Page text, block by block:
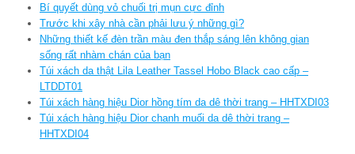
Bí quyết dùng vỏ chuối trị mụn cực đỉnh
Trước khi xây nhà cần phải lưu ý những gì?
Những thiết kế đèn trần màu đen thắp sáng lên không gian
sống rất nhàm chán của bạn
Túi xách da thật Lila Leather Tassel Hobo Black cao cấp –
LTDDT01
Túi xách hàng hiệu Dior hồng tím da dê thời trang – HHTXDI03
Túi xách hàng hiệu Dior chanh muối da dê thời trang –
HHTXDI04